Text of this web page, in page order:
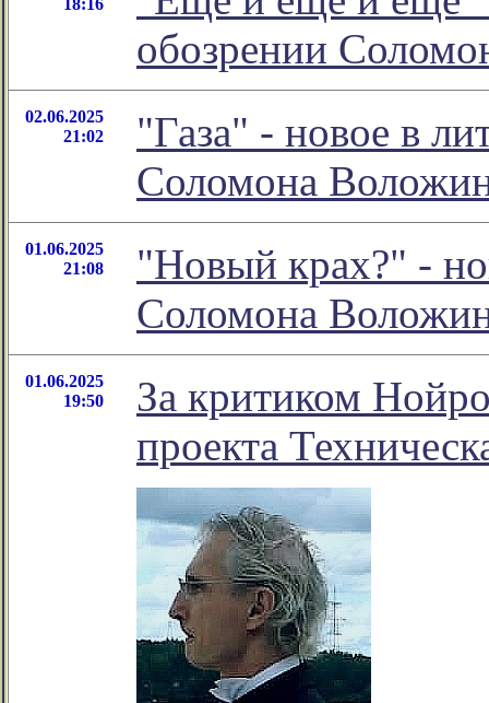
18:16
обозрении
02.06.2025
21:02
"Газа" - новое в
Соломона
01.06.2025
21:08
"Новый крах?" -
Соломона
01.06.2025
19:50
За критиком
проекта